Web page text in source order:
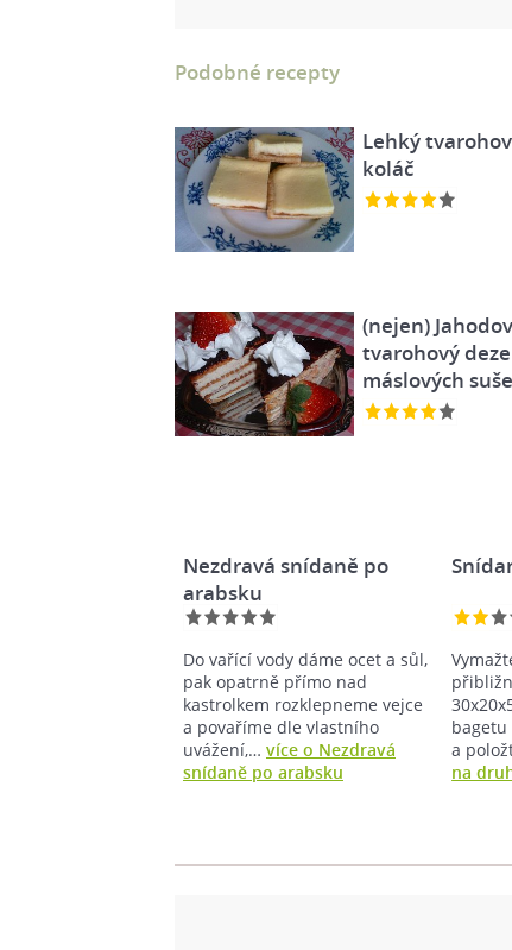
Podobné recepty
Lehký
koláč
(nejen)
tvarohový
máslových
Nezdravá snídaně po
arabsku
Do vařící vody dáme ocet a sůl,
pak opatrně přímo nad
kastrolkem rozklepneme vejce
a povaříme dle vlastního
uvážení,… více o Nezdravá
snídaně po arabsku
bagetu
a
na